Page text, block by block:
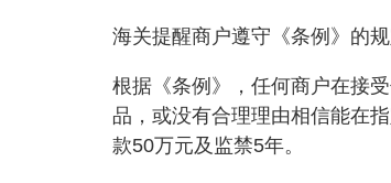
海关提醒商户遵守《条例》的
根据《条例》，任何商户在接
品，或没有合理理由相信能在
款50万元及监禁5年。